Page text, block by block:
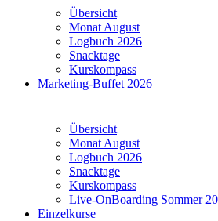
Übersicht
Monat August
Logbuch 2026
Snacktage
Kurskompass
Marketing-Buffet 2026
Übersicht
Monat August
Logbuch 2026
Snacktage
Kurskompass
Live-OnBoarding Sommer
Einzelkurse